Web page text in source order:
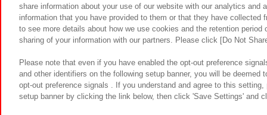
食品のご
share information about your use of our website with our analytics and
information that you have provided to them or that they have
to see more details about how we use cookies and the retention
sharing of your information with our partners. Please click [Do Not
Please note that even if you have enabled the opt-out preference
and other identifiers on the following setup banner, you will be
opt-out preference signals . If you understand and agree to this
setup banner by clicking the link below, then click 'Save Settings' and